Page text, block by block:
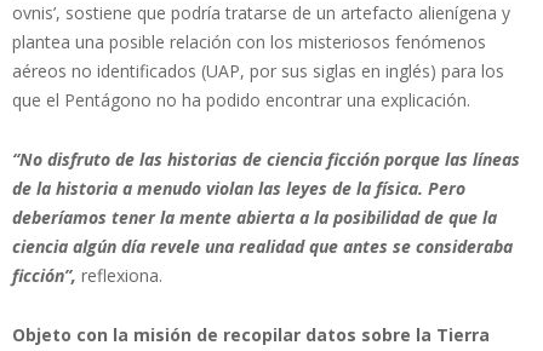
ovnis’, sostiene que podría tratarse de un artefacto alienígena y
plantea una posible relación con los misteriosos fenómenos
aéreos no identificados (UAP, por sus siglas en inglés) para los
que el Pentágono no ha podido encontrar una explicación.
“No disfruto de las historias de ciencia ficción porque las líneas
de la historia a menudo violan las leyes de la física. Pero
deberíamos tener la mente abierta a la posibilidad de que la
ciencia algún día revele una realidad que antes se consideraba
ficción”, reflexiona.
Objeto con la misión de recopilar datos sobre la Tierra